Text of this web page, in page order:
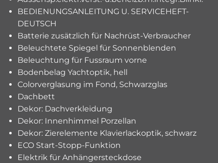
BEDIENUNGSANLEITUNG U. SERVICEHEFT-
DEUTSCH
Batterie zusätzlich für Nachrüst-Verbraucher
Beleuchtete Spiegel für Sonnenblenden
Beleuchtung für Fussraum vorne
Bodenbelag Yachtoptik, hell
Colorverglasung im Fond, Schwarzglas
Dachbett
Dekor: Dachverkleidung
Dekor: Innenhimmel Porzellan
Dekor: Zierelemente Klavierlackoptik, schwarz
ECO Start-Stopp-Funktion
Elektrik für Anhängersteckdose